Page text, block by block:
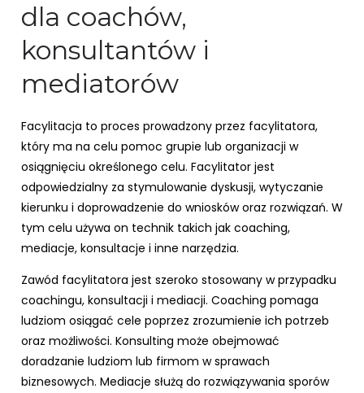
dla coachów,
konsultantów i
mediatorów
Facylitacja to proces prowadzony przez facylitatora,
który ma na celu pomoc grupie lub organizacji w
osiągnięciu określonego celu. Facylitator jest
odpowiedzialny za stymulowanie dyskusji, wytyczanie
kierunku i doprowadzenie do wniosków oraz rozwiązań. W
tym celu używa on technik takich jak coaching,
mediacje, konsultacje i inne narzędzia.
Zawód facylitatora jest szeroko stosowany w przypadku
coachingu, konsultacji i mediacji. Coaching pomaga
ludziom osiągać cele poprzez zrozumienie ich potrzeb
oraz możliwości. Konsulting może obejmować
doradzanie ludziom lub firmom w sprawach
biznesowych. Mediacje służą do rozwiązywania sporów